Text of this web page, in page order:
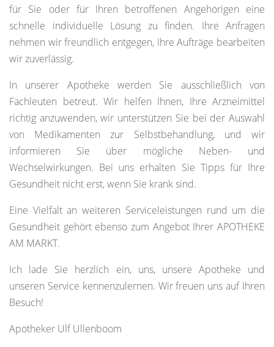
für Sie oder für Ihren betroffenen Angehörigen eine
schnelle individuelle Lösung zu finden. Ihre Anfragen
nehmen wir freundlich entgegen, Ihre Aufträge bearbeiten
wir zuverlässig.
In unserer Apotheke werden Sie ausschließlich von
Fachleuten betreut. Wir helfen Ihnen, Ihre Arzneimittel
richtig anzuwenden, wir unterstützen Sie bei der Auswahl
von Medikamenten zur Selbstbehandlung, und wir
informieren Sie über mögliche Neben- und
Wechselwirkungen. Bei uns erhalten Sie Tipps für Ihre
Gesundheit nicht erst, wenn Sie krank sind.
Eine Vielfalt an weiteren Serviceleistungen rund um die
Gesundheit gehört ebenso zum Angebot Ihrer APOTHEKE
AM MARKT.
Ich lade Sie herzlich ein, uns, unsere Apotheke und
unseren Service kennenzulernen. Wir freuen uns auf Ihren
Besuch!
Apotheker Ulf Ullenboom